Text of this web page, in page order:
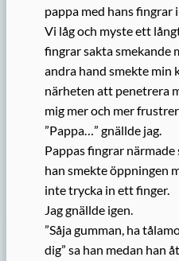
pappa med hans fingrar
Vi låg och myste ett
fingrar sakta smekande
andra hand smekte min
närheten att penetrera
mig mer och mer
”Pappa…” gnällde jag.
Pappas fingrar
han smekte öppningen
inte trycka in ett finger.
Jag gnällde igen.
”Såja gumman, ha
dig” sa han medan han